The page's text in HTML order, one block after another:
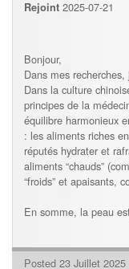
Rejoint 2025-07-21
Bonjour,
Dans mes recherches, j
Dans la culture
principes de la
équilibre harmonieux
: les aliments riches
réputés hydrater et
aliments “chauds”
“froids” et apaisants,
En somme, la peau
Posted 23 Juillet